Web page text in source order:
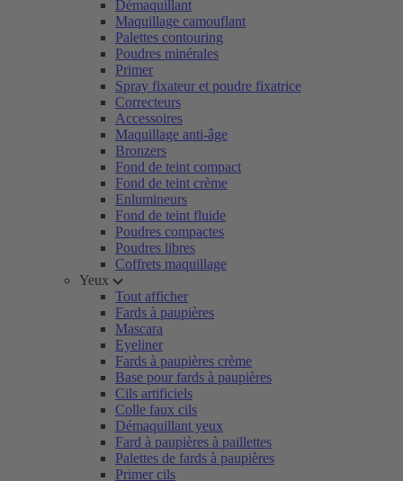
Démaquillant
Maquillage camouflant
Palettes contouring
Poudres minérales
Primer
Spray fixateur et poudre fixatrice
Correcteurs
Accessoires
Maquillage anti-âge
Bronzers
Fond de teint compact
Fond de teint crème
Enlumineurs
Fond de teint fluide
Poudres compactes
Poudres libres
Coffrets maquillage
Yeux
Tout afficher
Fards à paupières
Mascara
Eyeliner
Fards à paupières crème
Base pour fards à paupières
Cils artificiels
Colle faux cils
Démaquillant yeux
Fard à paupières à paillettes
Palettes de fards à paupières
Primer cils